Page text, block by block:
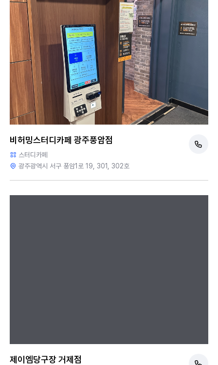
비허밍스터디카페 광주풍암점
스터디카페
광주광역시 서구 풍암1로 19, 301, 302호
제이엠당구장 거제점